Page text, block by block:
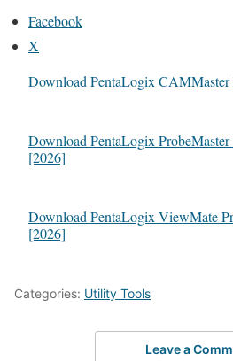
Facebook
X
Download PentaLogix
Download PentaLogix
[2026]
Download PentaLogix ViewMate
[2026]
Categories: Utility Tools
Leave a